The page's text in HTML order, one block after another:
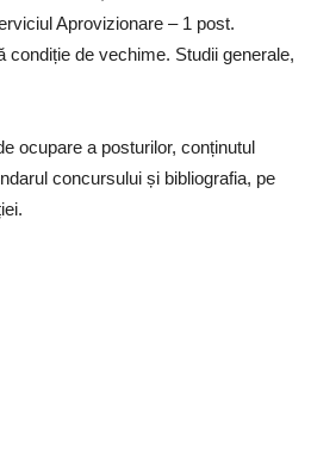
Aprovizionare – 1 post.
condiție de vechime. Studii generale,
ocupare a posturilor, conținutul
concursului și bibliografia, pe